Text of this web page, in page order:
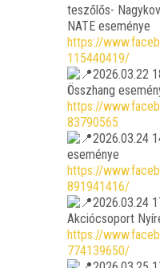
te­sző­lős-
NATE ese­mé­nye
https://
115440419/
2026.03.22
Össz­hang
https://
83790565
2026.03.24
ese­mé­nye
https://
891941416/
2026.03.24
Akció­cso­port
https://
774139650/